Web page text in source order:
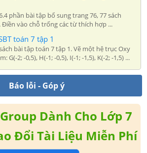
phần bài tập bổ sung trang 76, 77 sách
Điền vào chỗ trống các từ thích hợp ...
toán 7 tập 1
bài tập toán 7 tập 1. Vẽ một hệ trục Oxy
G(-2; -0,5), H(-1; -0,5), I(-1; -1,5), K(-2; -1,5) ...
Báo lỗi - Góp ý
Dành Cho Lớp 7
Đổi Tài Liệu Miễn Phí